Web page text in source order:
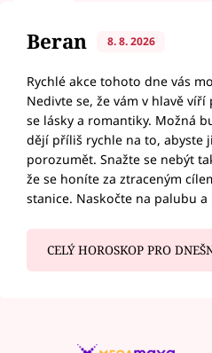
Beran 8. 8. 2026
Rychlé akce tohoto dne vás
Nedivte se, že vám v hlavě
se lásky a romantiky. Možná
dějí příliš rychle na to, abyste
porozumět. Snažte se nebýt
že se honíte za ztraceným
stanice. Naskočte na palubu
CELÝ HOROSKOP PRO